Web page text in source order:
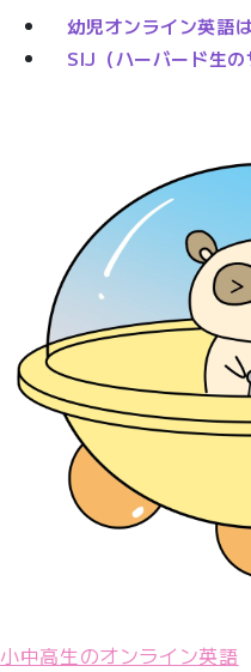
幼児オンライン英語
SIJ（ハーバード生の
小中高生のオンライン英語